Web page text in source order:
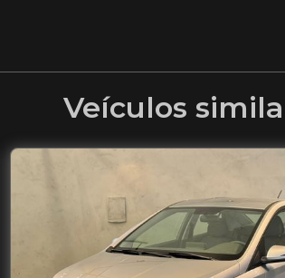
Veículos